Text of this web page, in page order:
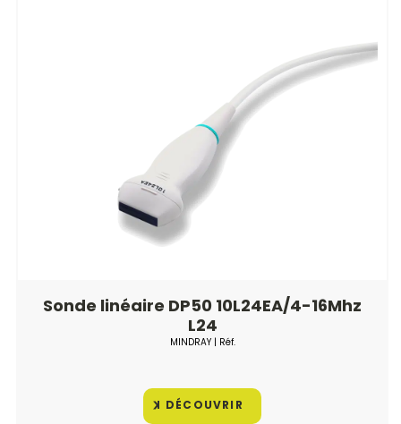
Sonde linéaire DP50 10L24EA/4-16Mhz
L24
MINDRAY| Réf.
DÉCOUVRIR